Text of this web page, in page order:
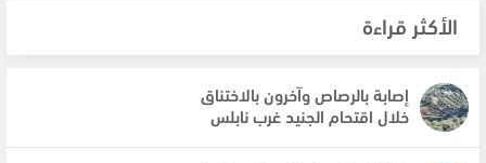
الأكثر قراءة
إصابة بالرصاص وآخرون بالاختناق
خلال اقتحام الجنيد غرب نابلس